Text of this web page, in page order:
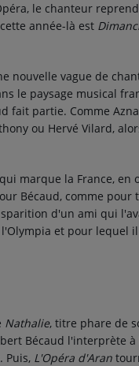
le chanteur
année-là est
nouvelle vague de
le paysage musical
fait partie. Comme
ou Hervé Vilard,
marque la France, en
Bécaud, comme
d'un ami qui
et pour lequel
Nathalie, titre phare de
Bécaud l'interprète
Puis, L'Opéra d'Aran